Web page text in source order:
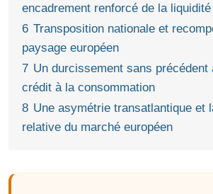
encadrement renforcé de la liquidité
6 Transposition nationale et
paysage européen
7 Un durcissement sans précédent
crédit à la consommation
8 Une asymétrie transatlantique et
relative du marché européen